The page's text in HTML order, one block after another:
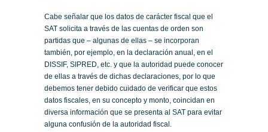
Cabe señalar que los datos de carácter fiscal que el
SAT solicita a través de las cuentas de orden son
partidas que – algunas de ellas – se incorporan
también, por ejemplo, en la declaración anual, en el
DISSIF, SIPRED, etc. y que la autoridad puede conocer
de ellas a través de dichas declaraciones, por lo que
debemos tener debido cuidado de verificar que estos
datos fiscales, en su concepto y monto, coincidan en
diversa información que se presenta al SAT para evitar
alguna confusión de la autoridad fiscal.